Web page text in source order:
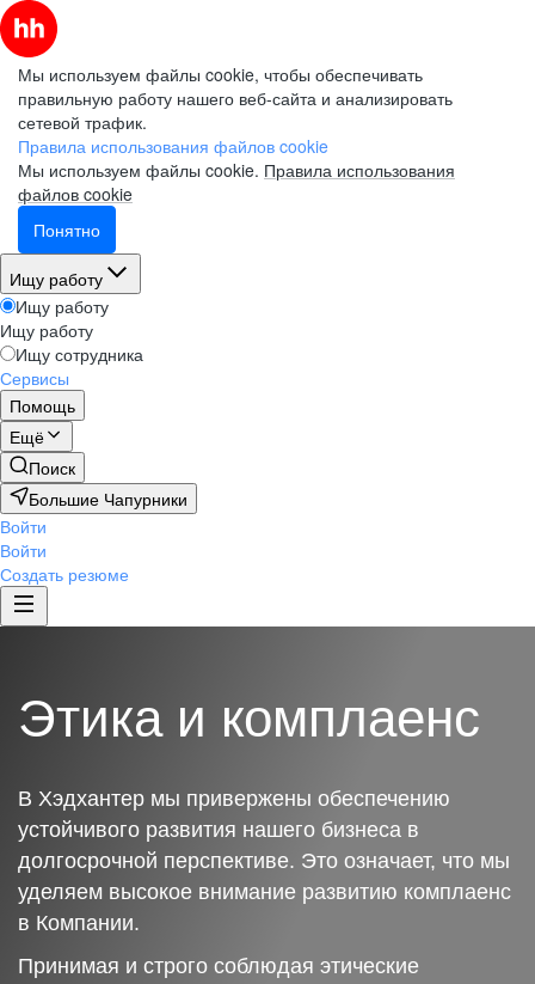
Мы используем файлы cookie, чтобы обеспечивать
правильную работу нашего веб-сайта и анализировать
сетевой трафик.
Правила использования файлов cookie
Мы используем файлы cookie. Правила использования
файлов cookie
Понятно
Ищу работу
Ищу работу
Ищу работу
Ищу сотрудника
Сервисы
Помощь
Ещё
Поиск
Большие Чапурники
Войти
Войти
Создать резюме
Этика и комплаенс
В Хэдхантер мы привержены обеспечению
устойчивого развития нашего бизнеса в
долгосрочной перспективе. Это означает, что мы
уделяем высокое внимание развитию комплаенс
в Компании.
Принимая и строго соблюдая этические